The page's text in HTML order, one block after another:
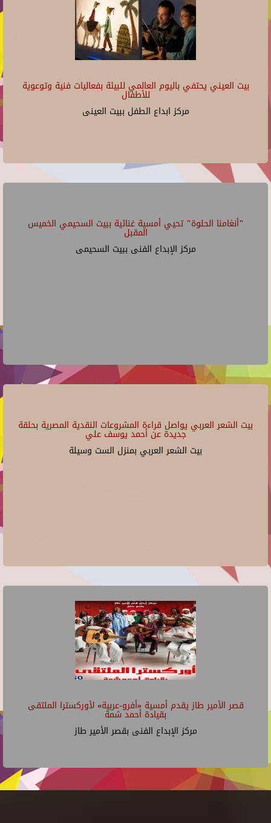
بيت العيني يحتفي باليوم العالمي للبيئة بفعاليات فنية وتوعوية
للأطفال
مركز ابداع الطفل ببيت العينى
"أنغامنا الحلوة" تحيي أمسية غنائية ببيت السحيمي الخميس
المقبل
مركز الإبداع الفنى ببيت السحيمى
بيت الشعر العربي يواصل قراءة المشروعات النقدية المصرية بحلقة
جديدة عن أحمد يوسف علي
بيت الشعر العربي بمنزل الست وسيلة
قصر الأمير طاز يقدم أمسية «أفرو-عربية» لأوركسترا الملتقى
بقيادة أحمد شمة
مركز الإبداع الفنى بقصر الأمير طاز